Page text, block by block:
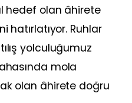
hedef olan âhirete
hatırlatıyor. Ruhlar
yolculuğumuz
mola
olan âhirete doğru